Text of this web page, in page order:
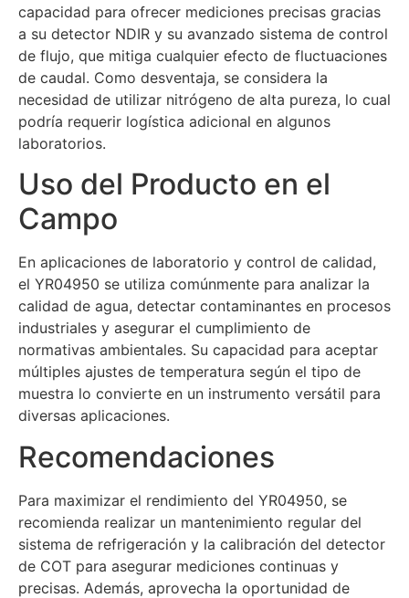
capacidad para ofrecer mediciones precisas gracias
a su detector NDIR y su avanzado sistema de control
de flujo, que mitiga cualquier efecto de fluctuaciones
de caudal. Como desventaja, se considera la
necesidad de utilizar nitrógeno de alta pureza, lo cual
podría requerir logística adicional en algunos
laboratorios.
Uso del Producto en el
Campo
En aplicaciones de laboratorio y control de calidad,
el YR04950 se utiliza comúnmente para analizar la
calidad de agua, detectar contaminantes en procesos
industriales y asegurar el cumplimiento de
normativas ambientales. Su capacidad para aceptar
múltiples ajustes de temperatura según el tipo de
muestra lo convierte en un instrumento versátil para
diversas aplicaciones.
Recomendaciones
Para maximizar el rendimiento del YR04950, se
recomienda realizar un mantenimiento regular del
sistema de refrigeración y la calibración del detector
de COT para asegurar mediciones continuas y
precisas. Además, aprovecha la oportunidad de